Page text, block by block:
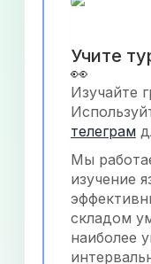
Учите
👀
Изучайте
телеграм
Мы
изучение
складом
наиболее